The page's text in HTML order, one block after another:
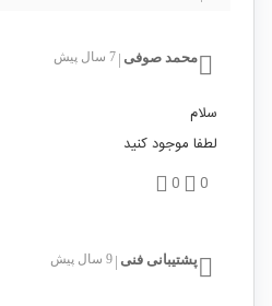
محمد صوفی 7 سال پیش
سلام
لطفا موجود کنید
0
0
پشتیبانی فنی 9 سال پیش